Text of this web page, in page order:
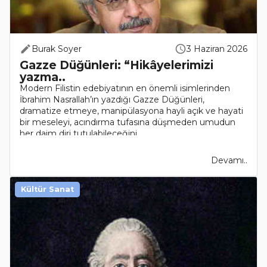
Burak Soyer 3 Haziran 2026
Gazze Düğünleri: “Hikâyelerimizi
yazma..
Modern Filistin edebiyatının en önemli isimlerinden
İbrahim Nasrallah’ın yazdığı Gazze Düğünleri,
dramatize etmeye, manipülasyona hayli açık ve hayati
bir meseleyi, acındırma tufasına düşmeden umudun
her daim diri tutulabileceğini..
Devamı..
Kültür Sanat